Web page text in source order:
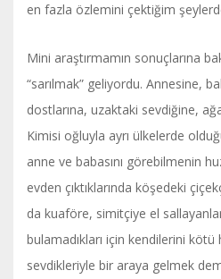
en fazla özlemini çektiğim
Mini araştırmamın sonuçlarına
“sarılmak” geliyordu. Annesine,
dostlarına, uzaktaki sevdiğine,
Kimisi oğluyla ayrı ülkelerde
anne ve babasını görebilmenin
evden çıktıklarında köşedeki
da kuaföre, simitçiye el
bulamadıkları için kendilerini kötü
sevdikleriyle bir araya gelmek